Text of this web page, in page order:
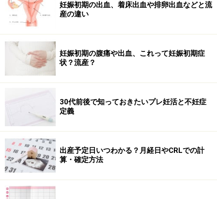
妊娠初期の出血、着床出血や排卵出血などと流
産の違い
妊娠初期の腹痛や出血、これって妊娠初期症
状？流産？
30代前後で知っておきたいプレ妊活と不妊症
定義
出産予定日いつわかる？月経日やCRLでの計
算・確定方法